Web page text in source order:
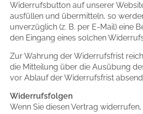
Widerrufsbutton auf unserer
ausfüllen und übermitteln, so
unverzüglich (z. B. per E-Mail) eine
den Eingang eines solchen
Zur Wahrung der Widerrufsfrist
die Mitteilung über die Ausübung
vor Ablauf der Widerrufsfrist
Widerrufsfolgen
Wenn Sie diesen Vertrag